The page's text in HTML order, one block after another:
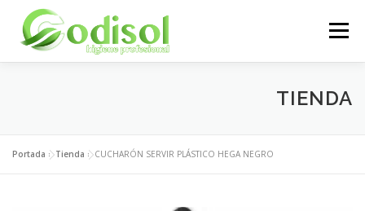
contenido
Menú
ÁREA CLIENTES CONTACTO
TIENDA
Portada »Tienda »CUCHARÓN SERVIR PLÁSTICO HEGA NEGRO